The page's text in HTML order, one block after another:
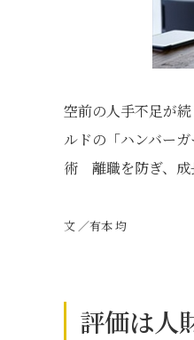
空前の人手不足が
ルドの「ハンバー
術 離職を防ぎ、成
文 ／有本 均
評価は人